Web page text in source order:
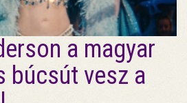
a magyar
búcsút vesz a